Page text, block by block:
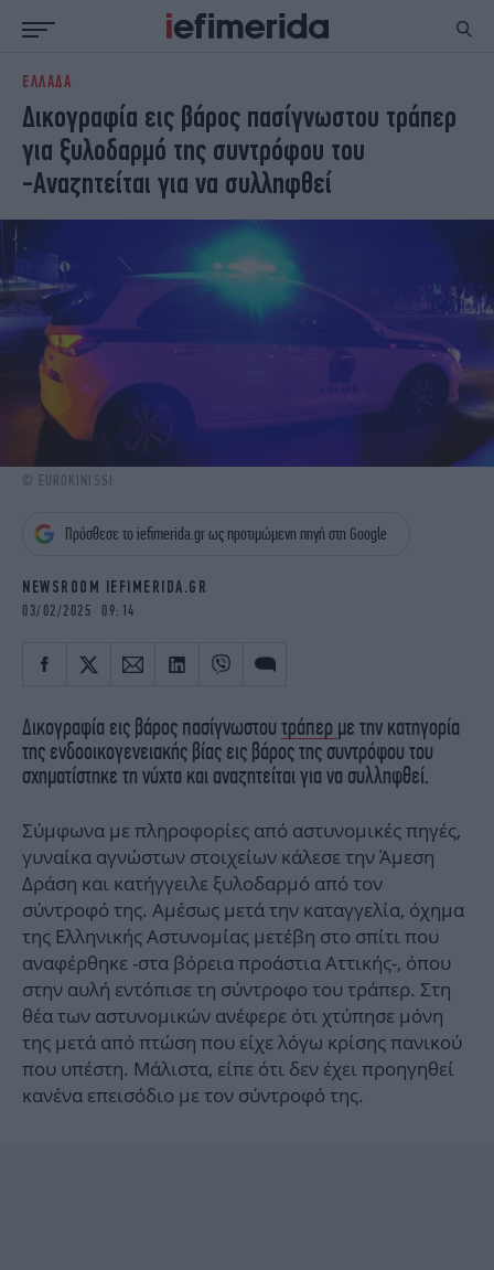
ΕΙΔΗΣΕΙΣ
NON PAPER
ΕΛΛΑΔΑ
ΟΙΚΟΝΟΜΙΑ
ΚΟΣΜΟΣ
ΠΟΛΙΤΙΣΜΟΣ
ΠΑΝΕΛΛΗΝΙΕΣ
ΖΩΗ
ΣΠΟΡ
ΓΥΝΑΙΚΑ
ΠΟΛΗ
STORIES
ΕΚΛΟΓΕΣ
ΤΕΧΝΟΛΟΓΙΑ
ΥΓΕΙΑ
DESIGN
ΟΛΥΜΠΙΑΚΟΙ ΑΓΩΝΕΣ
EURO
PODCAST
iOPINIONS
OSCARS
THE OCEAN
ΕΛΛΑΔΑ
Δικογραφία εις βάρος πασίγνωστου τράπερ
για ξυλοδαρμό της συντρόφου του
-Αναζητείται για να συλληφθεί
© EUROKINISSI
Πρόσθεσε το iefimerida.gr ως προτιμώμενη πηγή στη Google
NEWSROOM IEFIMERIDA.GR
03/02/2025 09:14
Δικογραφία εις βάρος πασίγνωστου τράπερ με την κατηγορία
της ενδοοικογενειακής βίας εις βάρος της συντρόφου του
σχηματίστηκε τη νύχτα και αναζητείται για να συλληφθεί.
Σύμφωνα με πληροφορίες από αστυνομικές πηγές,
γυναίκα αγνώστων στοιχείων κάλεσε την Άμεση
Δράση και κατήγγειλε ξυλοδαρμό από τον
σύντροφό της. Αμέσως μετά την καταγγελία, όχημα
της Ελληνικής Αστυνομίας μετέβη στο σπίτι που
αναφέρθηκε -στα βόρεια προάστια Αττικής-, όπου
στην αυλή εντόπισε τη σύντροφο του τράπερ. Στη
θέα των αστυνομικών ανέφερε ότι χτύπησε μόνη
της μετά από πτώση που είχε λόγω κρίσης πανικού
που υπέστη. Μάλιστα, είπε ότι δεν έχει προηγηθεί
κανένα επεισόδιο με τον σύντροφό της.